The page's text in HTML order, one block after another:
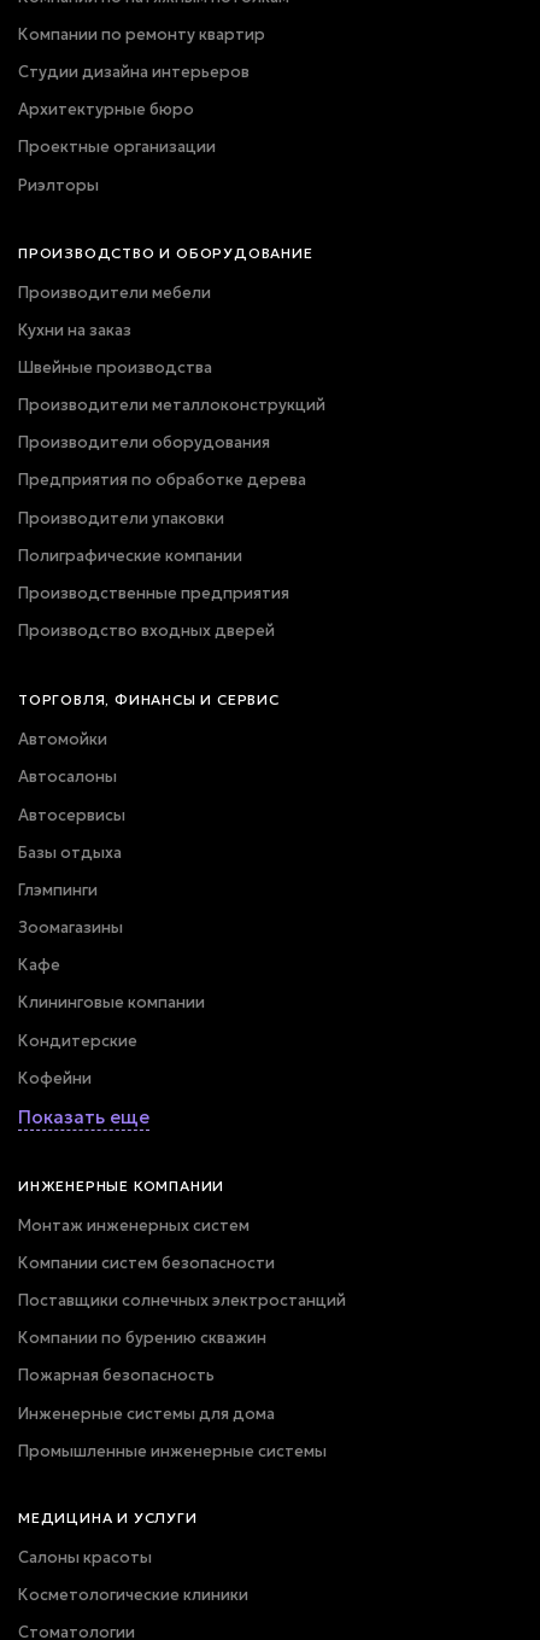
Компании по ремонту квартир
Студии дизайна интерьеров
Архитектурные бюро
Проектные организации
Риэлторы
ПРОИЗВОДСТВО И ОБОРУДОВАНИЕ
Производители мебели
Кухни на заказ
Швейные производства
Производители металлоконструкций
Производители оборудования
Предприятия по обработке дерева
Производители упаковки
Полиграфические компании
Производственные предприятия
Производство входных дверей
ТОРГОВЛЯ, ФИНАНСЫ И СЕРВИС
Автомойки
Автосалоны
Автосервисы
Базы отдыха
Глэмпинги
Зоомагазины
Кафе
Клининговые компании
Кондитерские
Кофейни
Показать еще
ИНЖЕНЕРНЫЕ КОМПАНИИ
Монтаж инженерных систем
Компании систем безопасности
Поставщики солнечных электростанций
Компании по бурению скважин
Пожарная безопасность
Инженерные системы для дома
Промышленные инженерные системы
МЕДИЦИНА И УСЛУГИ
Салоны красоты
Косметологические клиники
Стоматологии